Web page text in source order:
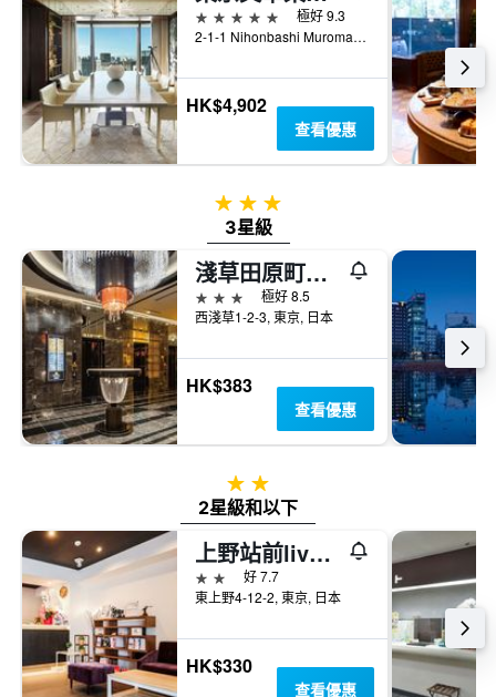
5星級
極好 9.3
2-1-1 Nihonbashi Muromachi, 東京, 日本
HK$4,902
查看優惠
3星級
3星級
淺草田原町站前apa酒店
3星級
極好 8.5
西淺草1-2-3, 東京, 日本
HK$383
查看優惠
2星級
2星級和以下
上野站前live Max飯店
2星級
好 7.7
東上野4-12-2, 東京, 日本
HK$330
查看優惠